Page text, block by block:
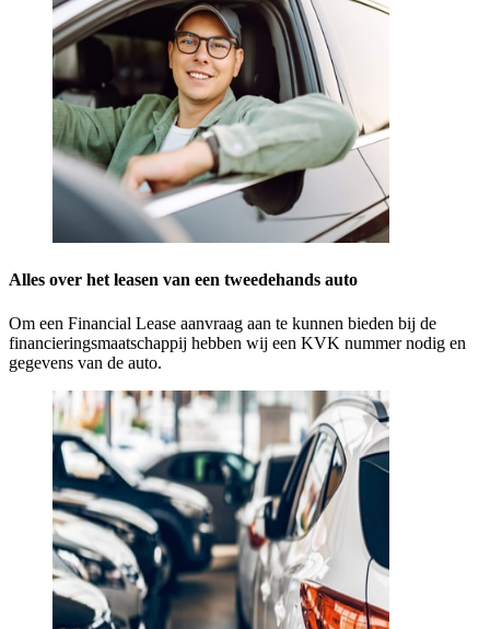
Alles over het leasen van een tweedehands auto
Om een Financial Lease aanvraag aan te kunnen bieden bij de
financieringsmaatschappij hebben wij een KVK nummer nodig en
gegevens van de auto.